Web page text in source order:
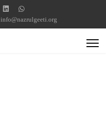
info@nazrulgeeti.org